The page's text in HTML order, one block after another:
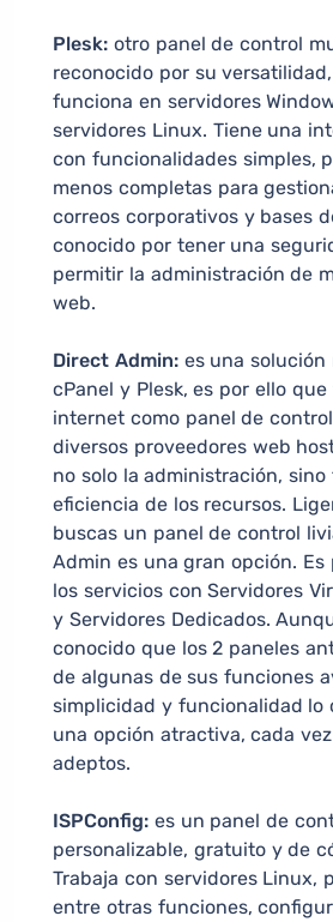
Plesk: otro panel de control
reconocido por su
funciona en servidores
servidores Linux. Tiene una
con funcionalidades simples,
menos completas para
correos corporativos y bases
conocido por tener una
permitir la administración de
web.
Direct Admin:es una solución
cPanel y Plesk, es por ello
internet como panel de
diversos proveedores web
no solo la administración, sino
eficiencia de los recursos.
buscas un panel de control
Admin es una gran opción.
los servicios con Servidores
y Servidores Dedicados.
conocido que los 2 paneles
de algunas de sus funciones
simplicidad y funcionalidad lo
una opción atractiva, cada
adeptos.
ISPConfig: es un panel de
personalizable, gratuito y de
Trabaja con servidores Linux,
entre otras funciones,